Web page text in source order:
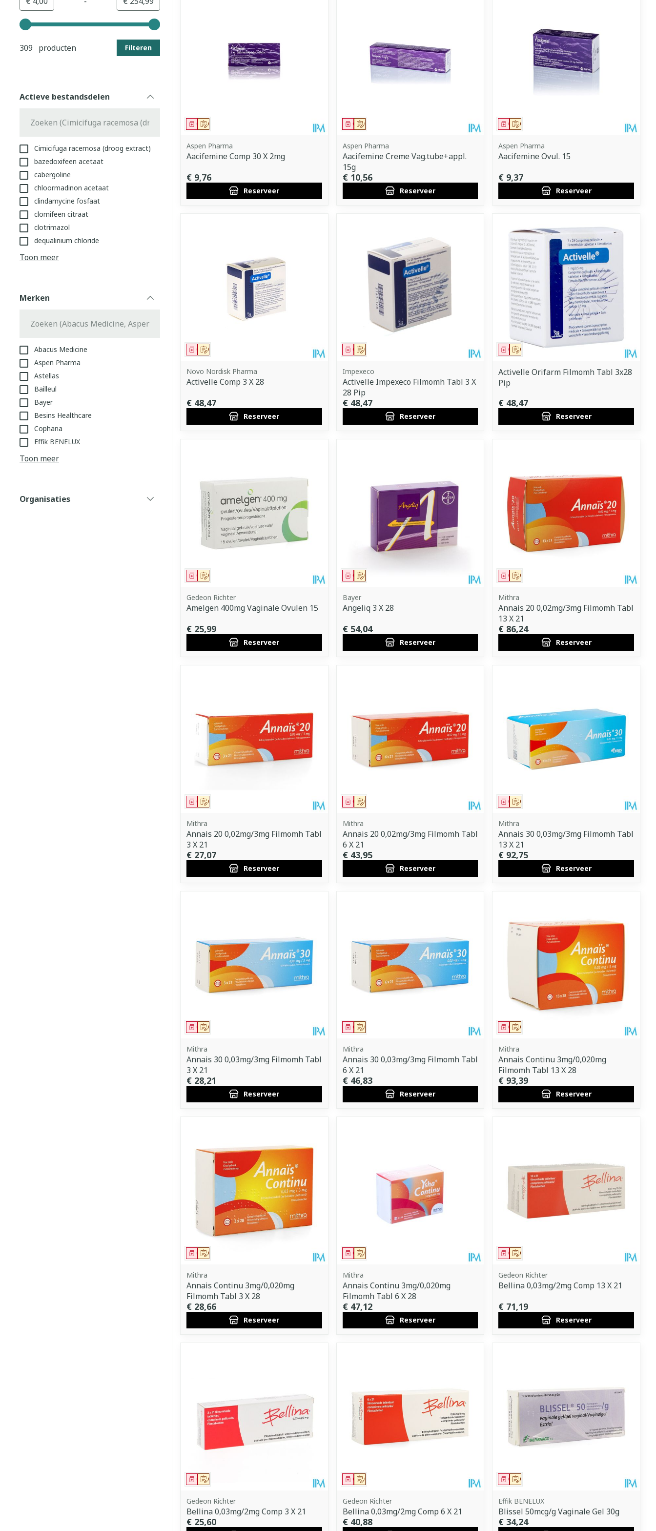
Gebruik de pijltjestoetsen links en rechts om de minimale en maximale prijswaarden aan te passen.
309 producten
Filteren
Actieve bestandsdelen
Cimicifuga racemosa (droog extract)
bazedoxifeen acetaat
cabergoline
chloormadinon acetaat
clindamycine fosfaat
clomifeen citraat
clotrimazol
dequalinium chloride
Toon meer
Merken
Abacus Medicine
Aspen Pharma
Astellas
Bailleul
Bayer
Besins Healthcare
Cophana
Effik BENELUX
Toon meer
Organisaties
Op voorschrift
Geneesmiddel
Aspen Pharma
Aacifemine Comp 30 X 2mg
€ 9,76
Reserveer
Op voorschrift
Geneesmiddel
Aspen Pharma
Aacifemine Creme Vag.tube+appl.
15g
€ 10,56
Reserveer
Op voorschrift
Geneesmiddel
Aspen Pharma
Aacifemine Ovul. 15
€ 9,37
Reserveer
Op voorschrift
Geneesmiddel
Novo Nordisk Pharma
Activelle Comp 3 X 28
€ 48,47
Reserveer
Op voorschrift
Geneesmiddel
Impexeco
Activelle Impexeco Filmomh Tabl 3 X
28 Pip
€ 48,47
Reserveer
Op voorschrift
Geneesmiddel
Activelle Orifarm Filmomh Tabl 3x28
Pip
€ 48,47
Reserveer
Op voorschrift
Geneesmiddel
Gedeon Richter
Amelgen 400mg Vaginale Ovulen 15
€ 25,99
Reserveer
Op voorschrift
Geneesmiddel
Bayer
Angeliq 3 X 28
€ 54,04
Reserveer
Op voorschrift
Geneesmiddel
Mithra
Annais 20 0,02mg/3mg Filmomh Tabl
13 X 21
€ 86,24
Reserveer
Op voorschrift
Geneesmiddel
Mithra
Annais 20 0,02mg/3mg Filmomh Tabl
3 X 21
€ 27,07
Reserveer
Op voorschrift
Geneesmiddel
Mithra
Annais 20 0,02mg/3mg Filmomh Tabl
6 X 21
€ 43,95
Reserveer
Op voorschrift
Geneesmiddel
Mithra
Annais 30 0,03mg/3mg Filmomh Tabl
13 X 21
€ 92,75
Reserveer
Op voorschrift
Geneesmiddel
Mithra
Annais 30 0,03mg/3mg Filmomh Tabl
3 X 21
€ 28,21
Reserveer
Op voorschrift
Geneesmiddel
Mithra
Annais 30 0,03mg/3mg Filmomh Tabl
6 X 21
€ 46,83
Reserveer
Op voorschrift
Geneesmiddel
Mithra
Annais Continu 3mg/0,020mg
Filmomh Tabl 13 X 28
€ 93,39
Reserveer
Op voorschrift
Geneesmiddel
Mithra
Annais Continu 3mg/0,020mg
Filmomh Tabl 3 X 28
€ 28,66
Reserveer
Op voorschrift
Geneesmiddel
Mithra
Annais Continu 3mg/0,020mg
Filmomh Tabl 6 X 28
€ 47,12
Reserveer
Op voorschrift
Geneesmiddel
Gedeon Richter
Bellina 0,03mg/2mg Comp 13 X 21
€ 71,19
Reserveer
Op voorschrift
Geneesmiddel
Gedeon Richter
Bellina 0,03mg/2mg Comp 3 X 21
€ 25,60
Op voorschrift
Geneesmiddel
Gedeon Richter
Bellina 0,03mg/2mg Comp 6 X 21
€ 40,88
Op voorschrift
Geneesmiddel
Effik BENELUX
Blissel 50mcg/g Vaginale Gel 30g
€ 34,24